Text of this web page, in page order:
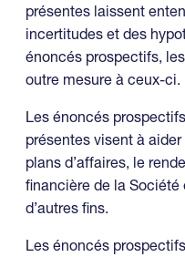
présentes laissent
incertitudes et des
énoncés prospectifs,
outre mesure à ceux-ci.
Les énoncés
présentes visent à
plans d’affaires, le
financière de la Société
d’autres fins.
Les énoncés